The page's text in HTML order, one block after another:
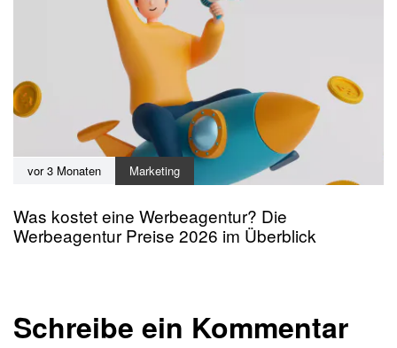
vor 3 Monaten Marketing
Was kostet eine Werbeagentur? Die
Werbeagentur Preise 2026 im Überblick
Schreibe ein Kommentar